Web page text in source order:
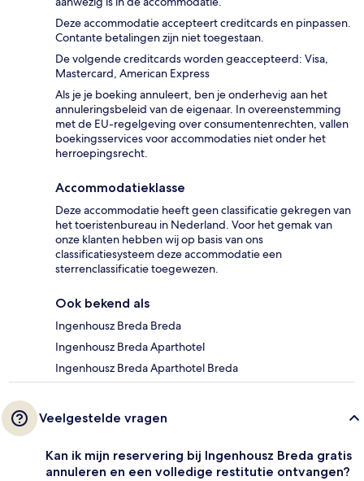
Deze accommodatie accepteert creditcards en pinpassen.
Contante betalingen zijn niet toegestaan.
De volgende creditcards worden geaccepteerd: Visa,
Mastercard, American Express
Als je je boeking annuleert, ben je onderhevig aan het
annuleringsbeleid van de eigenaar. In overeenstemming
met de EU-regelgeving over consumentenrechten, vallen
boekingsservices voor accommodaties niet onder het
herroepingsrecht.
Accommodatieklasse
Deze accommodatie heeft geen classificatie gekregen van
het toeristenbureau in Nederland. Voor het gemak van
onze klanten hebben wij op basis van ons
classificatiesysteem deze accommodatie een
sterrenclassificatie toegewezen.
Ook bekend als
Ingenhousz Breda Breda
Ingenhousz Breda Aparthotel
Ingenhousz Breda Aparthotel Breda
Veelgestelde vragen
Kan ik mijn reservering bij Ingenhousz Breda gratis
annuleren en een volledige restitutie ontvangen?